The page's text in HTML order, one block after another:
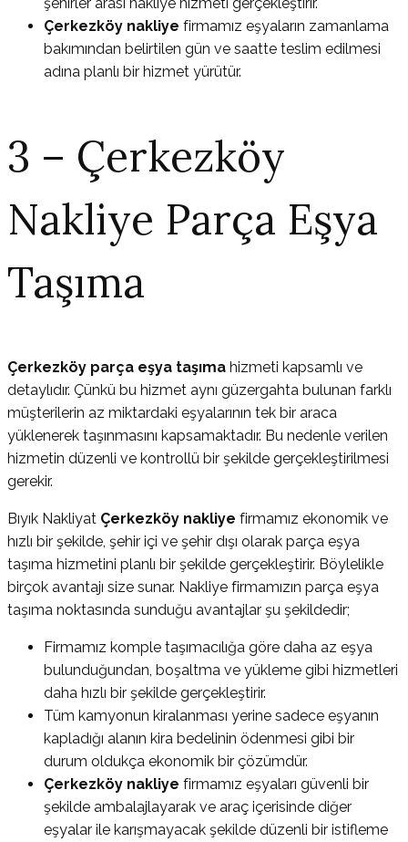
Çerkezköy nakliye firmamız eşyaların zamanlama
bakımından belirtilen gün ve saatte teslim edilmesi
adına planlı bir hizmet yürütür.
3 – Çerkezköy
Nakliye Parça Eşya
Taşıma
Çerkezköy parça eşya taşıma hizmeti kapsamlı ve
detaylıdır. Çünkü bu hizmet aynı güzergahta bulunan farklı
müşterilerin az miktardaki eşyalarının tek bir araca
yüklenerek taşınmasını kapsamaktadır. Bu nedenle verilen
hizmetin düzenli ve kontrollü bir şekilde gerçekleştirilmesi
gerekir.
Bıyık Nakliyat Çerkezköy nakliye firmamız ekonomik ve
hızlı bir şekilde, şehir içi ve şehir dışı olarak parça eşya
taşıma hizmetini planlı bir şekilde gerçekleştirir. Böylelikle
birçok avantajı size sunar. Nakliye firmamızın parça eşya
taşıma noktasında sunduğu avantajlar şu şekildedir;
Firmamız komple taşımacılığa göre daha az eşya
bulunduğundan, boşaltma ve yükleme gibi hizmetleri
daha hızlı bir şekilde gerçekleştirir.
Tüm kamyonun kiralanması yerine sadece eşyanın
kapladığı alanın kira bedelinin ödenmesi gibi bir
durum oldukça ekonomik bir çözümdür.
Çerkezköy nakliye firmamız eşyaları güvenli bir
şekilde ambalajlayarak ve araç içerisinde diğer
eşyalar ile karışmayacak şekilde düzenli bir istifleme